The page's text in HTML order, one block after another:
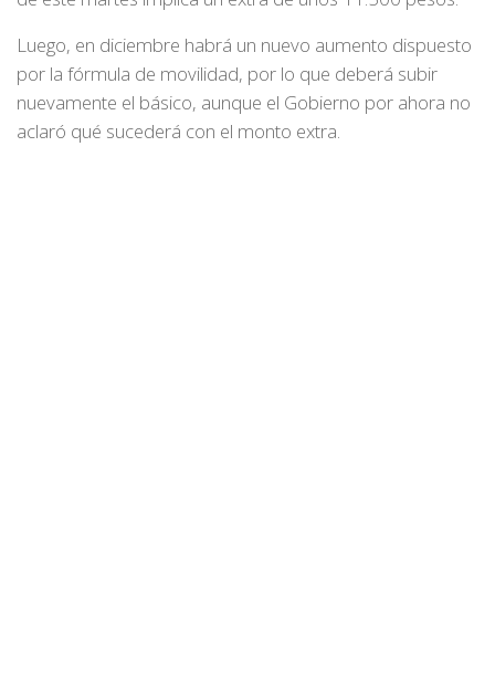
Luego, en diciembre habrá un nuevo aumento dispuesto
por la fórmula de movilidad, por lo que deberá subir
nuevamente el básico, aunque el Gobierno por ahora no
aclaró qué sucederá con el monto extra.